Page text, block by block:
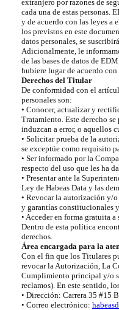
extranjero por razones de
cada una de estas personas.
y de acuerdo con las leyes a
los previstos en este
datos personales, se
Adicionalmente, le
de las bases de datos de
hubiere lugar de acuerdo con
Derechos del Titular
De conformidad con el
personales son:
• Conocer, actualizar y
Tratamiento. Este derecho
induzcan a error, o aquellos
• Solicitar prueba de la
se exceptúe como requisito
• Ser informado por la
respecto del uso que les ha
• Presentar ante la
Ley de Habeas Data y las
• Revocar la autorización y/
y garantías constitucionales
• Acceder en forma gratuita
Dentro de esta política
derechos.
Área encargada para la
Con el fin que los Titulares
revocar la Autorización, La
Cumplimiento principal y/o
reclamos). En este sentido,
• Dirección: Carrera 35 #15
• Correo electrónico: